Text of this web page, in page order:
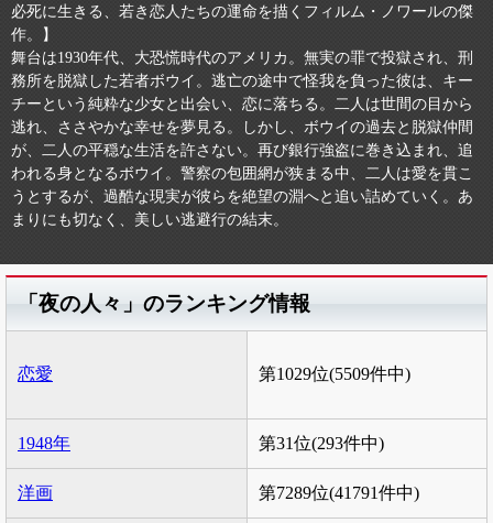
必死に生きる、若き恋人たちの運命を描くフィルム・ノワールの傑
作。】
舞台は1930年代、大恐慌時代のアメリカ。無実の罪で投獄され、刑
務所を脱獄した若者ボウイ。逃亡の途中で怪我を負った彼は、キー
チーという純粋な少女と出会い、恋に落ちる。二人は世間の目から
逃れ、ささやかな幸せを夢見る。しかし、ボウイの過去と脱獄仲間
が、二人の平穏な生活を許さない。再び銀行強盗に巻き込まれ、追
われる身となるボウイ。警察の包囲網が狭まる中、二人は愛を貫こ
うとするが、過酷な現実が彼らを絶望の淵へと追い詰めていく。あ
まりにも切なく、美しい逃避行の結末。
「夜の人々」のランキング情報
恋愛 第1029位(5509件中)
1948年 第31位(293件中)
洋画 第7289位(41791件中)